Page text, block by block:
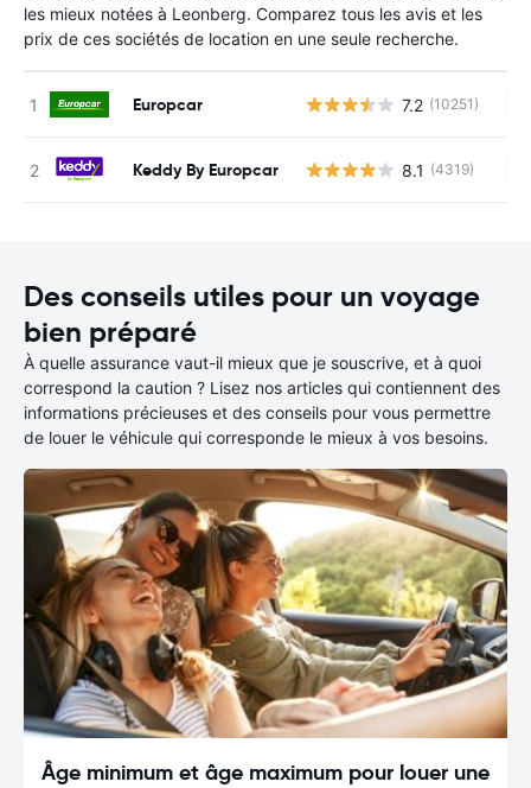
les mieux notées à Leonberg. Comparez tous les avis et les
prix de ces sociétés de location en une seule recherche.
Europcar 7.2 (10251)
Keddy By Europcar 8.1 (4319)
Des conseils utiles pour un voyage
bien préparé
À quelle assurance vaut-il mieux que je souscrive, et à quoi
correspond la caution ? Lisez nos articles qui contiennent des
informations précieuses et des conseils pour vous permettre
de louer le véhicule qui corresponde le mieux à vos besoins.
Âge minimum et âge maximum pour louer une